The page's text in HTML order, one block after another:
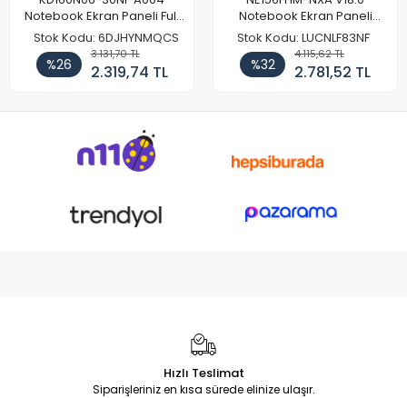
Notebook Ekran Paneli Full
HD
Stok Kodu: 6DJHYNMQCS
%26
3.131,70 TL
2.319,74 TL
Notebook Ekran Paneli
144Hz
Stok Kodu: LUCNLF83NF
%32
4.115,62 TL
2.781,52 TL
Hızlı Teslimat
Siparişleriniz en kısa sürede elinize ulaşır.